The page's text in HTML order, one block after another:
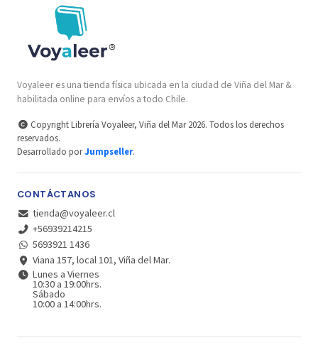
Voyaleer es una tienda física ubicada en la ciudad de Viña del Mar &
habilitada online para envíos a todo Chile.
Copyright Librería Voyaleer, Viña del Mar 2026. Todos los derechos
reservados.
Desarrollado porJumpseller.
CONTÁCTANOS
tienda@voyaleer.cl
+56939214215
5693921 1436
Viana 157, local 101, Viña del Mar.
Lunes a Viernes
10:30 a 19:00hrs.
Sábado
10:00 a 14:00hrs.